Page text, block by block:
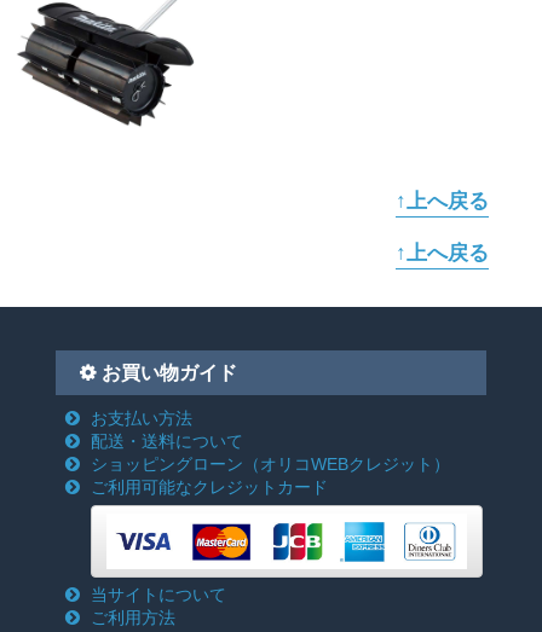
↑上へ戻る
↑上へ戻る
お買い物ガイド
お支払い方法
配送・送料について
ショッピングローン （オリコWEBクレジット）
ご利用可能なクレジットカード
当サイトについて
ご利用方法